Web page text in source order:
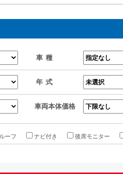
車種
年式
車両本体価格
ーフ ナビ付き 後席モニター